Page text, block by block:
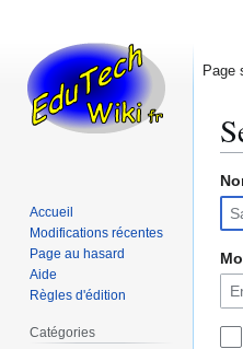
la
la
Page
Accueil
Modifications récentes
Page au hasard
Aide
Règles d'édition
Catégories